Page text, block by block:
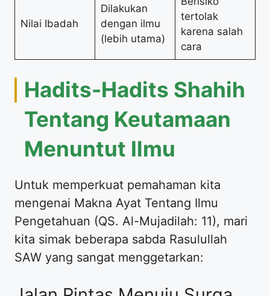
Nilai Ibadah
Dilakukan
dengan ilmu
(lebih utama)
tertolak
karena salah
cara
Hadits-Hadits Shahih
Tentang Keutamaan
Menuntut Ilmu
Untuk memperkuat pemahaman kita
mengenai Makna Ayat Tentang Ilmu
Pengetahuan (QS. Al-Mujadilah: 11), mari
kita simak beberapa sabda Rasulullah
SAW yang sangat menggetarkan: